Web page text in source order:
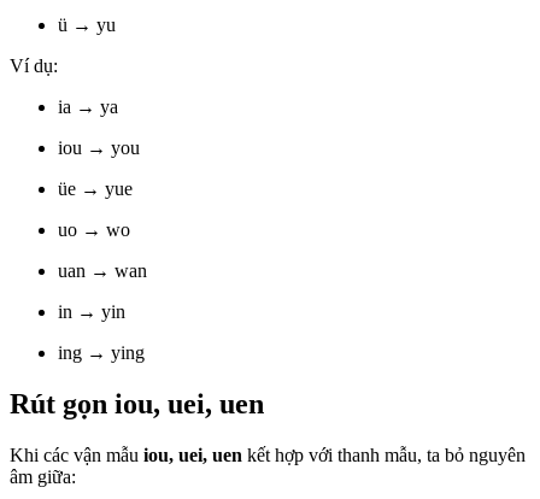
ü → yu
Ví dụ:
ia → ya
iou → you
üe → yue
uo → wo
uan → wan
in → yin
ing → ying
Rút gọn iou, uei, uen
Khi các vận mẫu iou, uei, uen kết hợp với thanh mẫu, ta bỏ nguyên
âm giữa: